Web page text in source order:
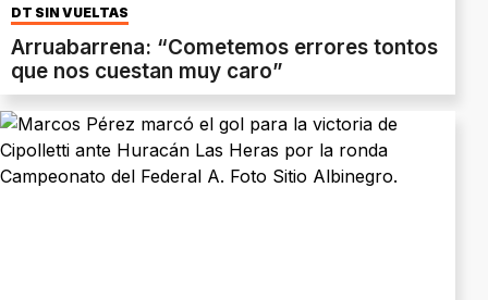
DT SIN VUELTAS
Arruabarrena: “Cometemos errores tontos
que nos cuestan muy caro”